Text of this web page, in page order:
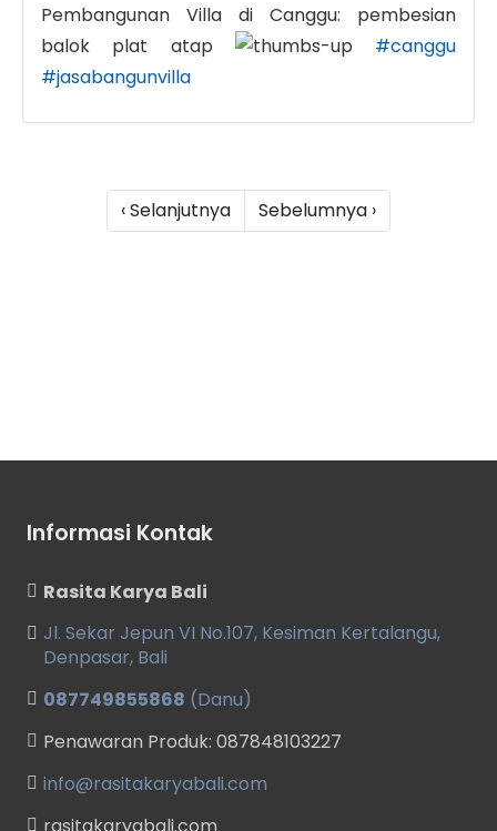
Pembangunan Villa di Canggu: pembesian
balok plat atap
#canggu
#jasabangunvilla
‹ Selanjutnya Sebelumnya ›
Informasi Kontak
Rasita Karya Bali
Jl. Sekar Jepun VI No.107, Kesiman Kertalangu,
Denpasar, Bali
087749855868 (Danu)
Penawaran Produk: 087848103227
info@rasitakaryabali.com